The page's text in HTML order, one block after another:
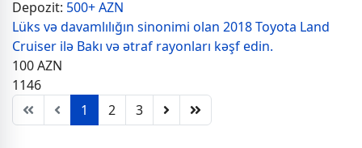
Depozit: 500+ AZN
Lüks və davamlılığın sinonimi olan 2018 Toyota Land
Cruiser ilə Bakı və ətraf rayonları kəşf edin.
100AZN
1146
1
2 3